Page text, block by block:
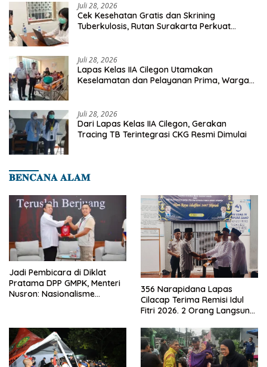
Juli 28, 2026
Cek Kesehatan Gratis dan Skrining
Tuberkulosis, Rutan Surakarta Perkuat
Juli 28, 2026
Lapas Kelas IIA Cilegon Utamakan
Keselamatan dan Pelayanan Prima, Warga
Juli 28, 2026
Dari Lapas Kelas IIA Cilegon, Gerakan
Tracing TB Terintegrasi CKG Resmi Dimulai
𝐁𝐄𝐍𝐂𝐀𝐍𝐀 𝐀𝐋𝐀𝐌
Jadi Pembicara di Diklat
Pratama DPP GMPK, Menteri
Nusron: Nasionalisme
356 Narapidana Lapas
Cilacap Terima Remisi Idul
Fitri 2026. 2 Orang Langsung